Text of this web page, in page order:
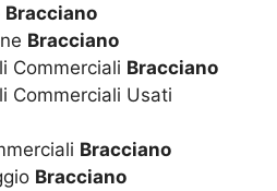
Bracciano
Bracciano
Commerciali Bracciano
Commerciali Usati
Bracciano
Bracciano